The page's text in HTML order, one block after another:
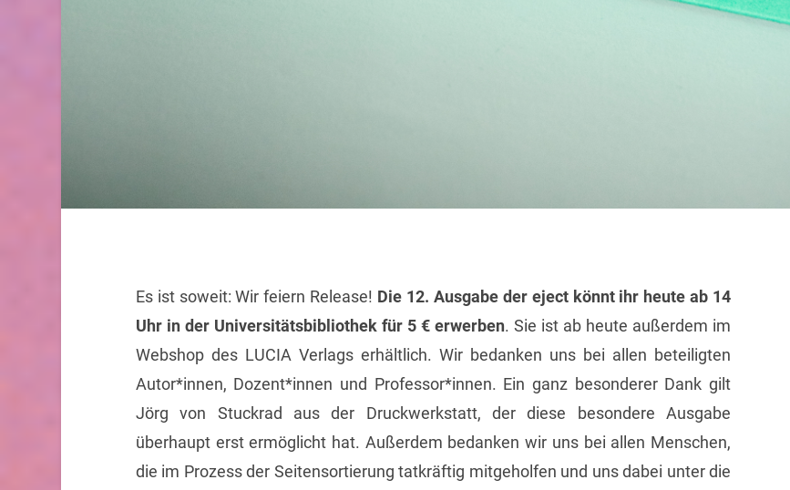
Es ist soweit: Wir feiern Release! Die 12. Ausgabe der eject könnt ihr heute ab 14
Uhr in der Universitätsbibliothek für 5 € erwerben. Sie ist ab heute außerdem im
Webshop des LUCIA Verlags erhältlich. Wir bedanken uns bei allen beteiligten
Autor*innen, Dozent*innen und Professor*innen. Ein ganz besonderer Dank gilt
Jörg von Stuckrad aus der Druckwerkstatt, der diese besondere Ausgabe
überhaupt erst ermöglicht hat. Außerdem bedanken wir uns bei allen Menschen,
die im Prozess der Seitensortierung tatkräftig mitgeholfen und uns dabei unter die